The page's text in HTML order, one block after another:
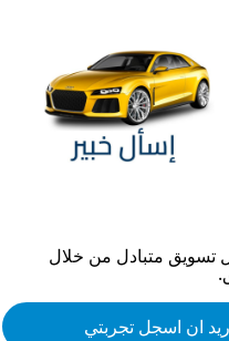
تسويق متبادل من خلال
ان اسجل تجربتي